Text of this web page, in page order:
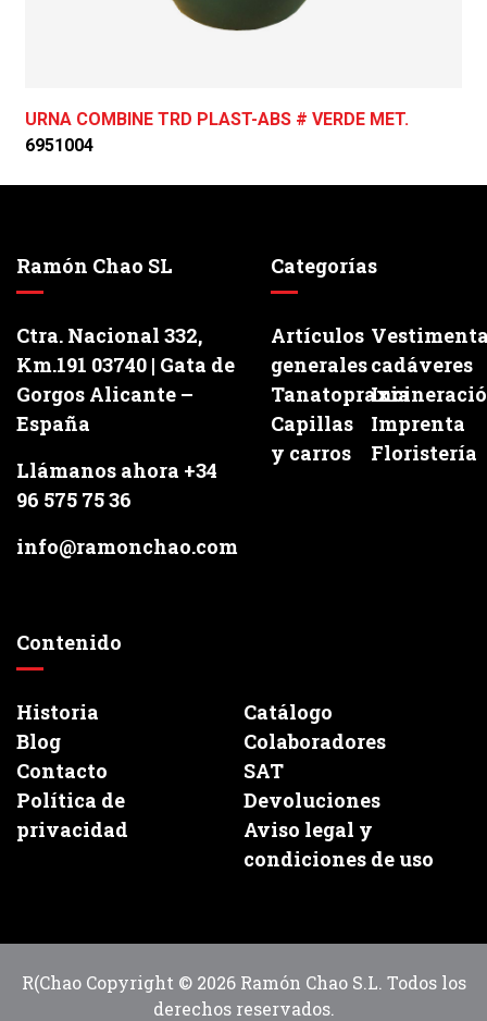
URNA COMBINE TRD PLAST-ABS # VERDE MET.
6951004
Ramón Chao SL
Ctra. Nacional 332,
Km.191 03740 | Gata de
Gorgos Alicante –
España
Llámanos ahora +34
96 575 75 36
info@ramonchao.com
Categorías
Artículos
generalescadáveres
Tanatopraxia
Capillas
y carros
Imprenta
Floristería
Contenido
Historia
Catálogo
Blog
Colaboradores
Contacto
SAT
Política de
privacidad
Devoluciones
Aviso legal y
condiciones de uso
R(Chao Copyright © 2026 Ramón Chao S.L. Todos los
derechos reservados.